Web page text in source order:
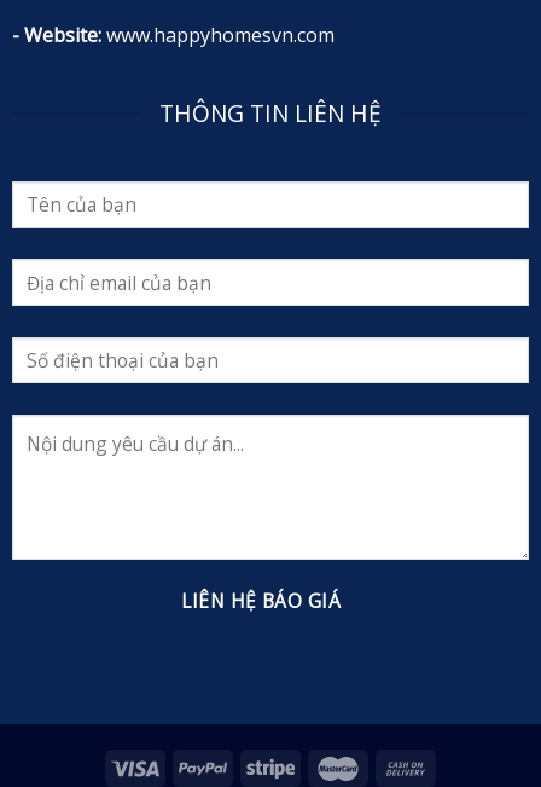
- Website:www.happyhomesvn.com
THÔNG TIN LIÊN HỆ